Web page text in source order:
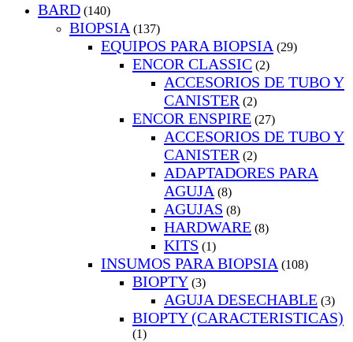
BARD (140)
BIOPSIA (137)
EQUIPOS PARA BIOPSIA (29)
ENCOR CLASSIC (2)
ACCESORIOS DE TUBO Y
CANISTER (2)
ENCOR ENSPIRE (27)
ACCESORIOS DE TUBO Y
CANISTER (2)
ADAPTADORES PARA
AGUJA (8)
AGUJAS (8)
HARDWARE (8)
KITS (1)
INSUMOS PARA BIOPSIA (108)
BIOPTY (3)
AGUJA DESECHABLE (3)
BIOPTY (CARACTERISTICAS)
(1)